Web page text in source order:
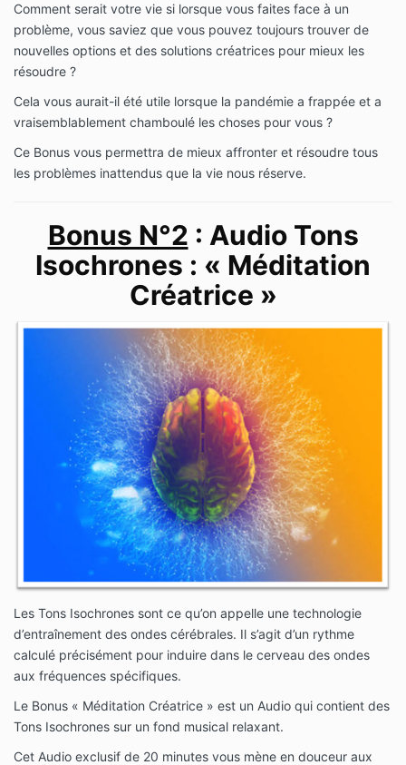
Comment serait votre vie si lorsque vous faites face à un
problème, vous saviez que vous pouvez toujours trouver de
nouvelles options et des solutions créatrices pour mieux les
résoudre ?
Cela vous aurait-il été utile lorsque la pandémie a frappée et a
vraisemblablement chamboulé les choses pour vous ?
Ce Bonus vous permettra de mieux affronter et résoudre tous
les problèmes inattendus que la vie nous réserve.
Bonus N°2 : Audio Tons
Isochrones : « Méditation
Créatrice »
Les Tons Isochrones sont ce qu’on appelle une technologie
d’entraînement des ondes cérébrales. Il s’agit d’un rythme
calculé précisément pour induire dans le cerveau des ondes
aux fréquences spécifiques.
Le Bonus « Méditation Créatrice » est un Audio qui contient des
Tons Isochrones sur un fond musical relaxant.
Cet Audio exclusif de 20 minutes vous mène en douceur aux